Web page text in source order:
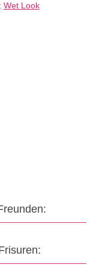
Wet Look